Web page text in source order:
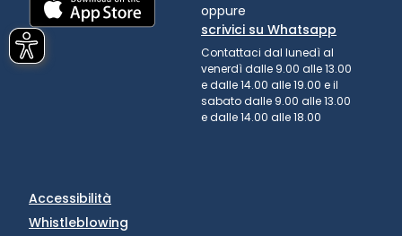
oppure
scrivici su Whatsapp
Contattaci dal lunedì al
venerdì dalle 9.00 alle 13.00
e dalle 14.00 alle 19.00 e il
sabato dalle 9.00 alle 13.00
e dalle 14.00 alle 18.00
Accessibilità
Whistleblowing